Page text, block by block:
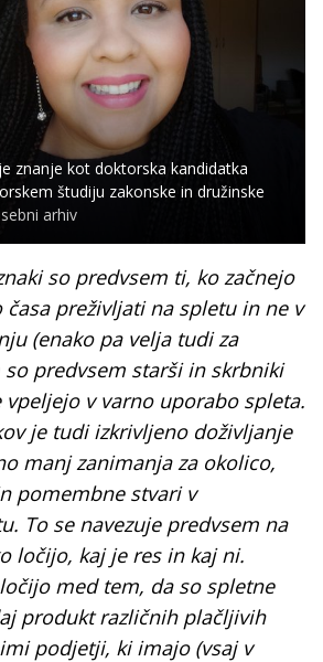
znanje kot doktorska kandidatka
študiju zakonske in družinske
arhiv
so predvsem ti, ko začnejo
preživljati na spletu in ne v
(enako pa velja tudi za
so predvsem starši in skrbniki
v varno uporabo spleta.
je tudi izkrivljeno doživljanje
manj zanimanja za okolico,
pomembne stvari v
To se navezuje predvsem na
ločijo, kaj je res in kaj ni.
med tem, da so spletne
produkt različnih plačljivih
podjetji, ki imajo (vsaj v